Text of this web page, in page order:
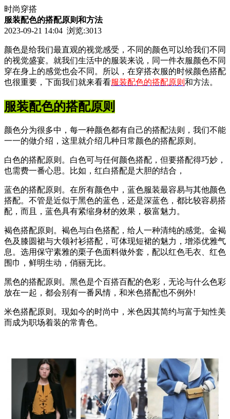
时尚穿搭
服装配色的搭配原则和方法
2023-09-21 14:04 浏览:3013
颜色是给我们最直观的视觉感受，不同的颜色可以给我们不同
的视觉盛宴。就我们生活中的服装来说，同一件衣服颜色不同
穿在身上的感觉也会不同。所以，在穿搭衣服的时候颜色搭配
也很重要，下面我们就来看看服装配色的搭配原则 和方法。
服装配色的搭配原则
颜色分为很多中，每一种颜色都有自己的搭配法则，我们不能
一一的做介绍，这里就介绍几种日常颜色的搭配原则。
白色的搭配原则。白色可与任何颜色搭配，但要搭配得巧妙，
也需费一番心思。比如，红白搭配是大胆的结合，
蓝色的搭配原则。在所有颜色中，蓝色服装最容易与其他颜色
搭配。不管是近似于黑色的蓝色，还是深蓝色，都比较容易搭
配，而且，蓝色具有紧缩身材的效果，极富魅力。
褐色搭配原则。褐色与白色搭配，给人一种清纯的感觉。金褐
色及膝圆裙与大领衬衫搭配，可体现短裙的魅力，增添优雅气
息。选用保守素雅的栗子色面料做外套，配以红色毛衣、红色
围巾，鲜明生动，俏丽无比。
黑色的搭配原则。黑色是个百搭百配的色彩，无论与什么色彩
放在一起，都会别有一番风情，和米色搭配也不例外!
米色搭配原则。现如今的时尚中，米色因其简约与富于知性美
而成为职场着装的常青色。